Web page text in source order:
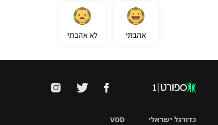
אהבתי לא אהבתי
VOD כדורגל ישראלי